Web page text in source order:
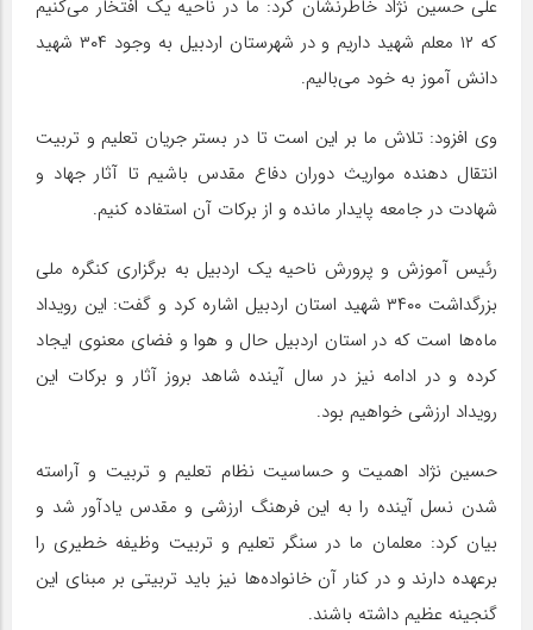
علی حسین نژاد خاطرنشان کرد: ما در ناحیه یک افتخار می‌کنیم
که ۱۲ معلم شهید داریم و در شهرستان اردبیل به وجود ۳۰۴ شهید
دانش آموز به خود می‌بالیم.
وی افزود: تلاش ما بر این است تا در بستر جریان تعلیم و تربیت
انتقال دهنده مواریث دوران دفاع مقدس باشیم تا آثار جهاد و
شهادت در جامعه پایدار مانده و از برکات آن استفاده کنیم.
رئیس آموزش و پرورش ناحیه یک اردبیل به برگزاری کنگره ملی
بزرگداشت ۳۴۰۰ شهید استان اردبیل اشاره کرد و گفت: این رویداد
ماه‌ها است که در استان اردبیل حال و هوا و فضای معنوی ایجاد
کرده و در ادامه نیز در سال آینده شاهد بروز آثار و برکات این
رویداد ارزشی خواهیم بود.
حسین نژاد اهمیت و حساسیت نظام تعلیم و تربیت و آراسته
شدن نسل آینده را به این فرهنگ ارزشی و مقدس یادآور شد و
بیان کرد: معلمان ما در سنگر تعلیم و تربیت وظیفه خطیری را
برعهده دارند و در کنار آن خانواده‌ها نیز باید تربیتی بر مبنای این
گنجینه عظیم داشته باشند.